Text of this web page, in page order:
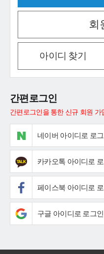
회
아이디 찾기
간편로그인
간편로그인을 통한 신규 회원 가
네이버 아이디로 로
카카오톡 아이디로
페이스북 아이디로
구글 아이디로 로그인